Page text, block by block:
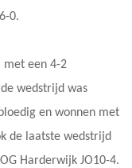
0.
met een 4-2
wedstrijd was
en wonnen met
de laatste wedstrijd
Harderwijk JO10-4.